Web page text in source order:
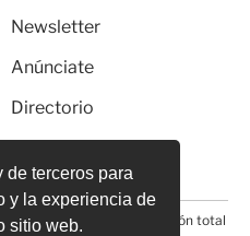
de terceros para
y la experiencia de
sitio web.
Newsletter
Anúnciate
Directorio
Prohibida la reproducción total